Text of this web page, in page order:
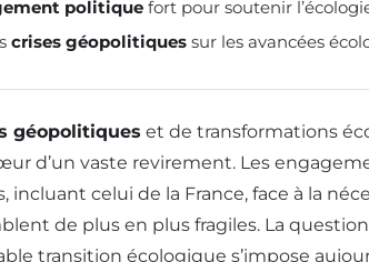
politique fort pour soutenir
crises géopolitiques sur les avancées
géopolitiques et de transformations
d’un vaste revirement. Les
celui de la France, face à la
de plus en plus fragiles. La
transition écologique s’impose